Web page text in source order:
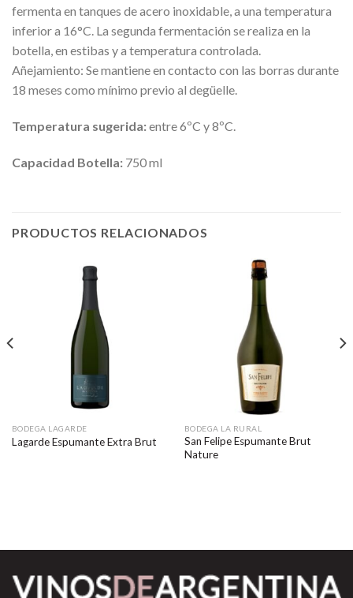
fermenta en tanques de acero inoxidable, a una temperatura
inferior a 16°C. La segunda fermentación se realiza en la
botella, en estibas y a temperatura controlada.
Añejamiento: Se mantiene en contacto con las borras durante
18 meses como mínimo previo al degüelle.
Temperatura sugerida:entre 6ºC y 8ºC.
Capacidad Botella: 750 ml
PRODUCTOS RELACIONADOS
BODEGA LAGARDE
Lagarde Espumante Extra Brut
BODEGA LA RURAL
San Felipe Espumante Brut
Nature